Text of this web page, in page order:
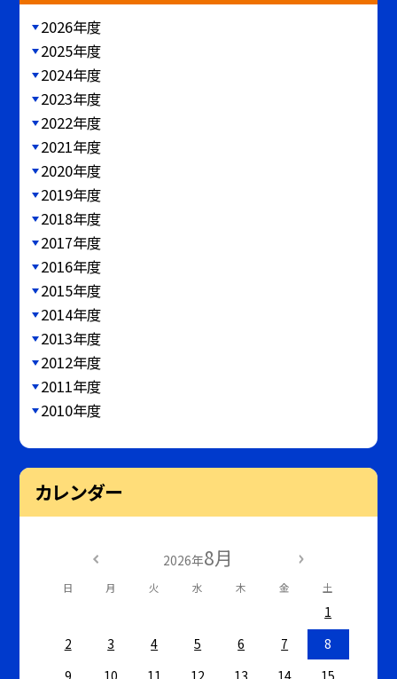
2026年度
2025年度
2024年度
2023年度
2022年度
2021年度
2020年度
2019年度
2018年度
2017年度
2016年度
2015年度
2014年度
2013年度
2012年度
2011年度
2010年度
カレンダー
2026年8月
日 月 火 水 木 金 土
1
2
3 4 5 6 7
8